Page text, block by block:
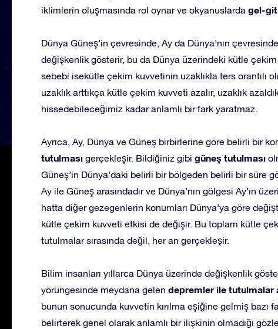
iklimlerin oluşmasında rol oynar ve okyanuslarda gel-git
Dünya Güneş’in çevresinde, Ay da Dünya’nın
değişkenlik gösterir, bu da Dünya üzerindeki kütle
sebebi isekütle çekim kuvvetinin uzaklıkla ters orantılı
uzaklık arttıkça kütle çekim kuvveti azalır, uzaklık
hissedebileceğimiz kadar anlamlı bir fark yaratmaz.
Ayrıca, Ay, Dünya ve Güneş birbirlerine göre belirli bir
tutulması gerçekleşir. Bildiğiniz gibi güneş tutulması
Güneş’in Dünya’daki belirli bir bölgeden belirli bir süre
Ay ile Güneş arasındadır ve Dünya’nın gölgesi Ay’ın
hatta diğer gezegenlerin konumları Dünya’ya göre
kütle çekim kuvveti etkisi de değişir. Bu toplam kütle
tutulmalar sırasında değil, her an gerçekleşir.
Bilim insanları yıllarca Dünya üzerinde değişkenlik
yörüngesinde meydana gelen depremler ile tutulmalar
bunun sonucunda kuvvetin kırılma eşiğine gelmiş bazı
belirterek genel olarak anlamlı bir ilişkinin olmadığı